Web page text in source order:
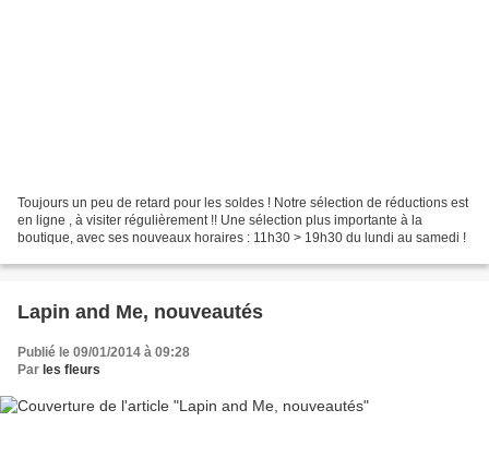
Toujours un peu de retard pour les soldes ! Notre sélection de réductions est
en ligne , à visiter régulièrement !! Une sélection plus importante à la
boutique, avec ses nouveaux horaires : 11h30 > 19h30 du lundi au samedi !
Lapin and Me, nouveautés
Publié le 09/01/2014 à 09:28
Par les fleurs